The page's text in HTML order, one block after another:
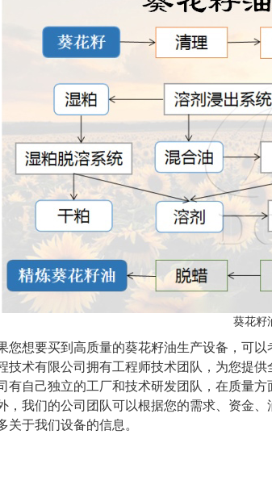
葵花籽
您想要买到高质量的葵花籽油生产设备，可
技术有限公司拥有工程师技术团队，为您提
有自己独立的工厂和技术研发团队，在质量
，我们的公司团队可以根据您的需求、资金
关于我们设备的信息。